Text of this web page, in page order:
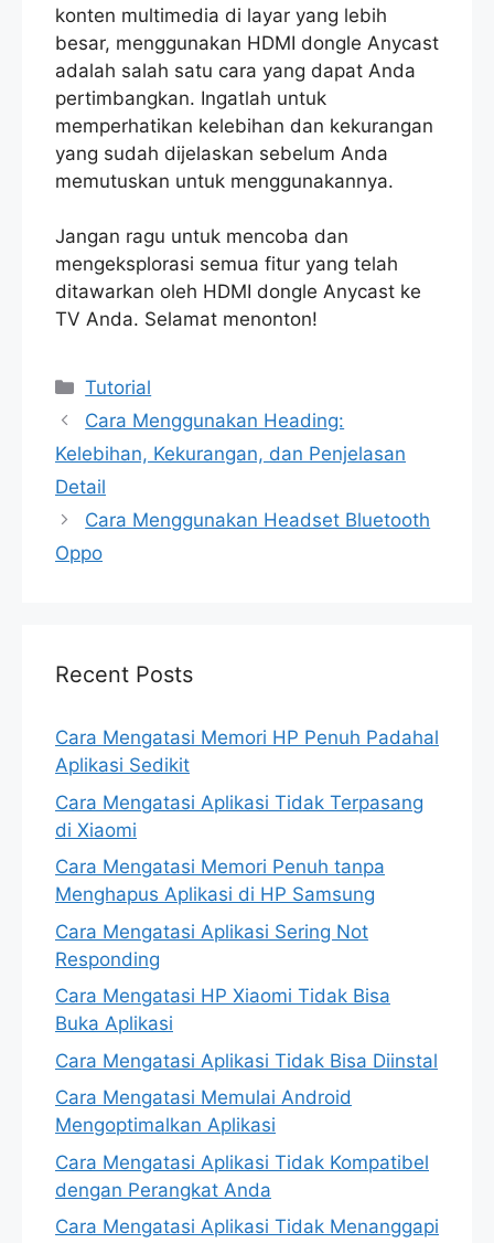
konten multimedia di layar yang lebih
besar, menggunakan HDMI dongle Anycast
adalah salah satu cara yang dapat Anda
pertimbangkan. Ingatlah untuk
memperhatikan kelebihan dan kekurangan
yang sudah dijelaskan sebelum Anda
memutuskan untuk menggunakannya.
Jangan ragu untuk mencoba dan
mengeksplorasi semua fitur yang telah
ditawarkan oleh HDMI dongle Anycast ke
TV Anda. Selamat menonton!
Categories
Tutorial
Cara Menggunakan Heading:
Kelebihan, Kekurangan, dan Penjelasan
Detail
Cara Menggunakan Headset Bluetooth
Oppo
Recent Posts
Cara Mengatasi Memori HP Penuh Padahal
Aplikasi Sedikit
Cara Mengatasi Aplikasi Tidak Terpasang
di Xiaomi
Cara Mengatasi Memori Penuh tanpa
Menghapus Aplikasi di HP Samsung
Cara Mengatasi Aplikasi Sering Not
Responding
Cara Mengatasi HP Xiaomi Tidak Bisa
Buka Aplikasi
Cara Mengatasi Aplikasi Tidak Bisa Diinstal
Cara Mengatasi Memulai Android
Mengoptimalkan Aplikasi
Cara Mengatasi Aplikasi Tidak Kompatibel
dengan Perangkat Anda
Cara Mengatasi Aplikasi Tidak Menanggapi